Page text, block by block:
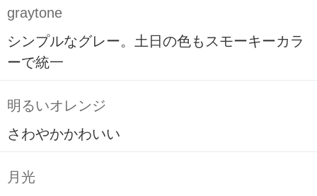
graytone
シンプルなグレー。土日の色もスモーキーカラ
ーで統一
明るいオレンジ
さわやかかわいい
月光